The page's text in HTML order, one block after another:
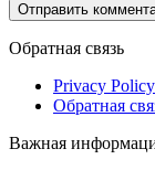
Обратная связь
Privacy Policy
Обратная
Важная